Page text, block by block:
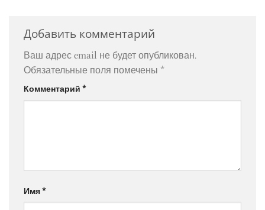
Добавить комментарий
Ваш адрес email не будет опубликован.
Обязательные поля помечены *
Комментарий *
Имя*